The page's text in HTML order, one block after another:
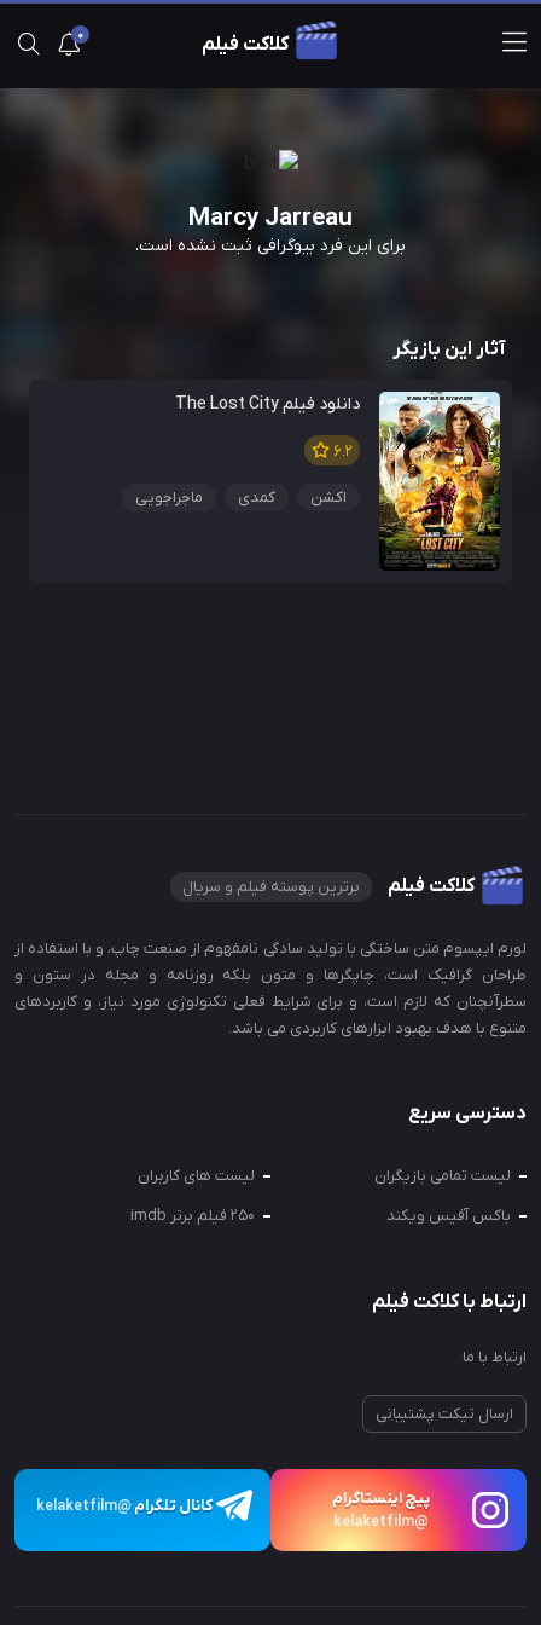
0 کلاکت فیلم
Marcy Jarreau
برای این فرد بیوگرافی ثبت نشده است.
آثار این بازیگر
دانلود فیلم The Lost City
6.2
اکشن کمدی ماجراجویی
کلاکت فیلم برترین پوسته فیلم و سریال
لورم ایپسوم متن ساختگی با تولید سادگی نامفهوم از صنعت چاپ، و با استفاده از
طراحان گرافیک است، چاپگرها و متون بلکه روزنامه و مجله در ستون و
سطرآنچنان که لازم است، و برای شرایط فعلی تکنولوژی مورد نیاز، و کاربردهای
متنوع با هدف بهبود ابزارهای کاربردی می باشد.
دسترسی سریع
لیست تمامی بازیگران
لیست های کاربران
باکس آفیس ویکند
250 فیلم برتر imdb
ارتباط با کلاکت فیلم
ارتباط با ما
ارسال تیکت پشتیبانی
پیچ اینستاگرام
@kelaketfilm
کانال تلگرام @kelaketfilm